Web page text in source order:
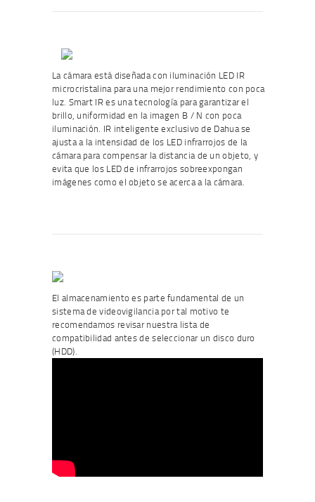
La cámara está diseñada con iluminación LED IR
microcristalina para una mejor rendimiento con poca
luz. Smart IR es una tecnología para garantizar el
brillo, uniformidad en la imagen B / N con poca
iluminación. IR inteligente exclusivo de Dahua se
ajusta a la intensidad de los LED infrarrojos de la
cámara para compensar la distancia de un objeto, y
evita que los LED de infrarrojos sobreexpongan
imágenes como el objeto se acerca a la cámara.
El almacenamiento es parte fundamental de un
sistema de videovigilancia por tal motivo te
recomendamos revisar nuestra lista de
compatibilidad antes de seleccionar un disco duro
(HDD).